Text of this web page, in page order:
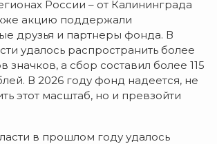
России – от Калининграда
акцию поддержали
друзья и партнеры фонда. В
удалось распространить более
значков, а сбор составил более 115
В 2026 году фонд надеется, не
этот масштаб, но и превзойти
в прошлом году удалось